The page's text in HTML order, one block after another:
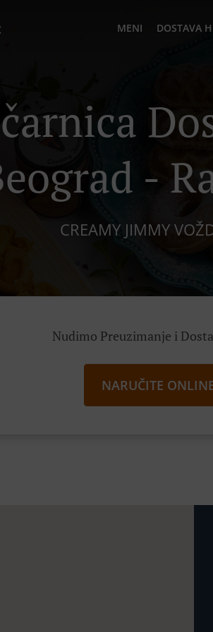
MENI DOSTAVA
-
CREAMY JIMMY
Nudimo Preuzimanje i
NARUČITE